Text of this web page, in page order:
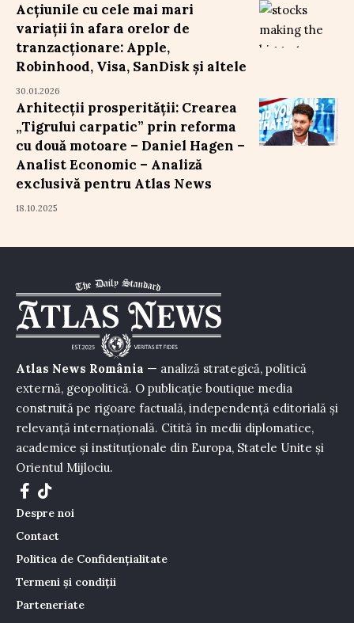
Acțiunile cu cele mai mari
variații în afara orelor de
tranzacționare: Apple,
Robinhood, Visa, SanDisk și altele
30.01.2026
Arhitecții prosperității: Crearea
„Tigrului carpatic” prin reforma
cu două motoare – Daniel Hagen –
Analist Economic – Analiză
exclusivă pentru Atlas News
18.10.2025
Atlas News România — analiză strategică, politică
externă, geopolitică. O publicație boutique media
construită pe rigoare factuală, independență editorială și
relevanță internațională. Citită în medii diplomatice,
academice și instituționale din Europa, Statele Unite și
Orientul Mijlociu.
Despre noi
Contact
Politica de Confidențialitate
Termeni și condiții
Parteneriate